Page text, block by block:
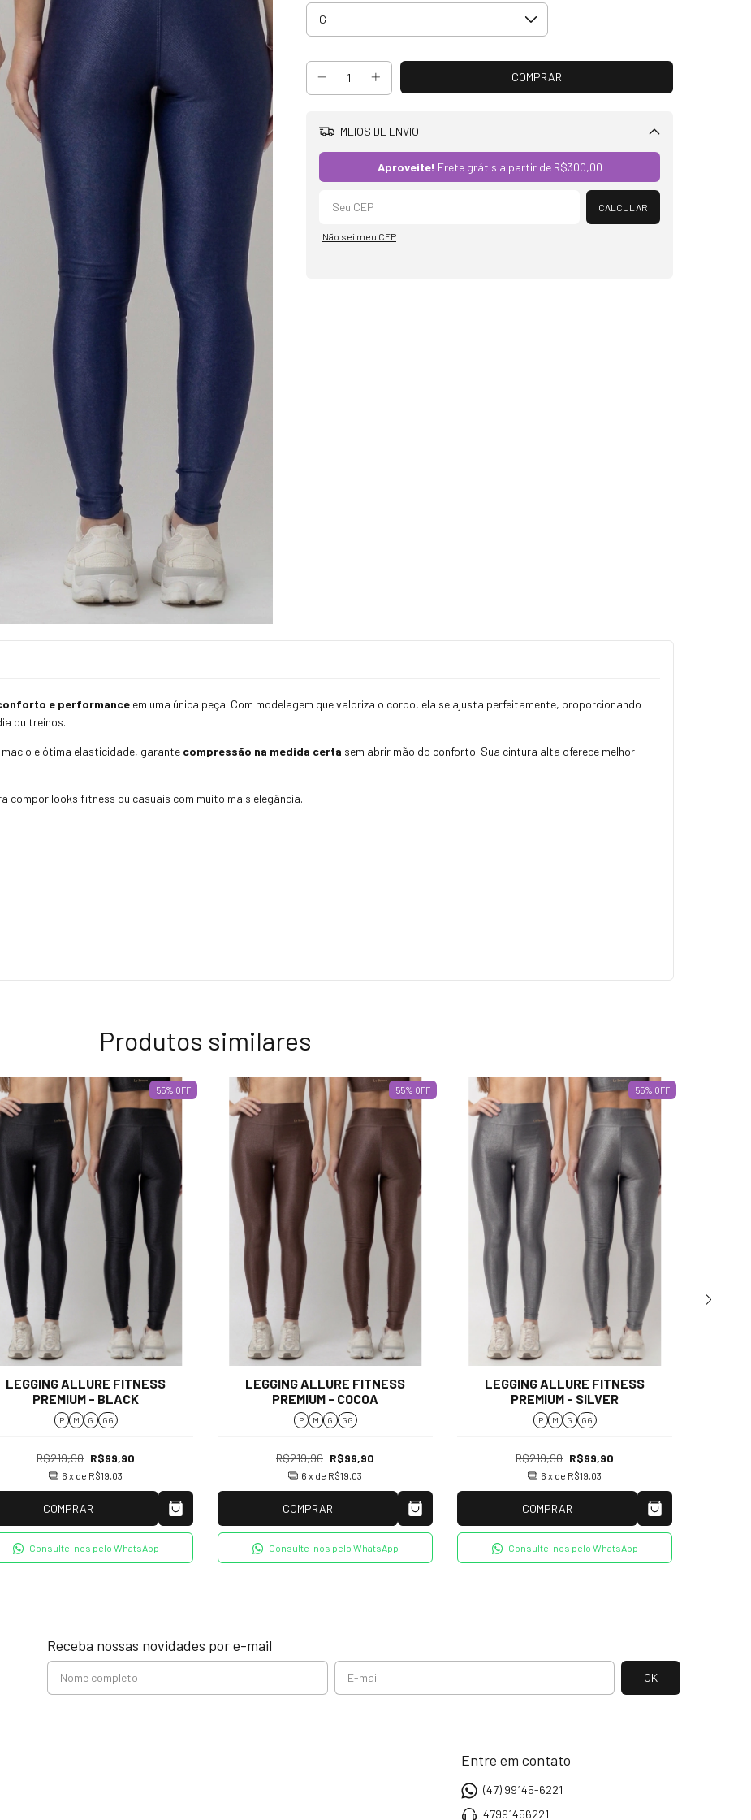
MEIOS DE ENVIO
Aproveite! Frete grátis a partir de R$300,00
CALCULAR
Não sei meu CEP
e performance em uma única peça. Com modelagem que valoriza o corpo, ela se ajusta perfeitamente, proporcionando
ou treinos.
e ótima elasticidade, garante compressão na medida certa sem abrir mão do conforto. Sua cintura alta oferece melhor
compor looks fitness ou casuais com muito mais elegância.
Produtos similares
55% OFF
LEGGING ALLURE FITNESS
PREMIUM - BLACK
P M G GG
R$219,90 R$99,90
6 x de R$19,03
COMPRAR
Consulte-nos pelo WhatsApp
55% OFF
LEGGING ALLURE FITNESS
PREMIUM - COCOA
P M G GG
R$219,90 R$99,90
6 x de R$19,03
COMPRAR
Consulte-nos pelo WhatsApp
55% OFF
LEGGING ALLURE FITNESS
PREMIUM - SILVER
P M G GG
R$219,90 R$99,90
6 x de R$19,03
COMPRAR
Consulte-nos pelo WhatsApp
Receba nossas novidades por e-mail
Entre em contato
(47) 99145-6221
47991456221